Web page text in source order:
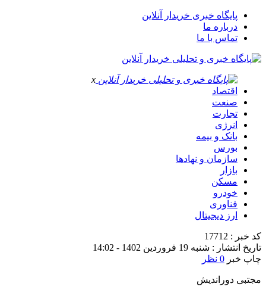
پایگاه خبری خریدار آنلاین
درباره ما
تماس با ما
x
اقتصاد
صنعت
تجارت
انرژی
بانک و بیمه
بورس
سازمان و نهادها
بازار
مسکن
خودرو
فناوری
ارز دیجیتال
کد خبر : 17712
تاریخ انتشار : شنبه 19 فروردین 1402 - 14:02
چاپ خبر 0 نظر
مجتبی دوراندیش